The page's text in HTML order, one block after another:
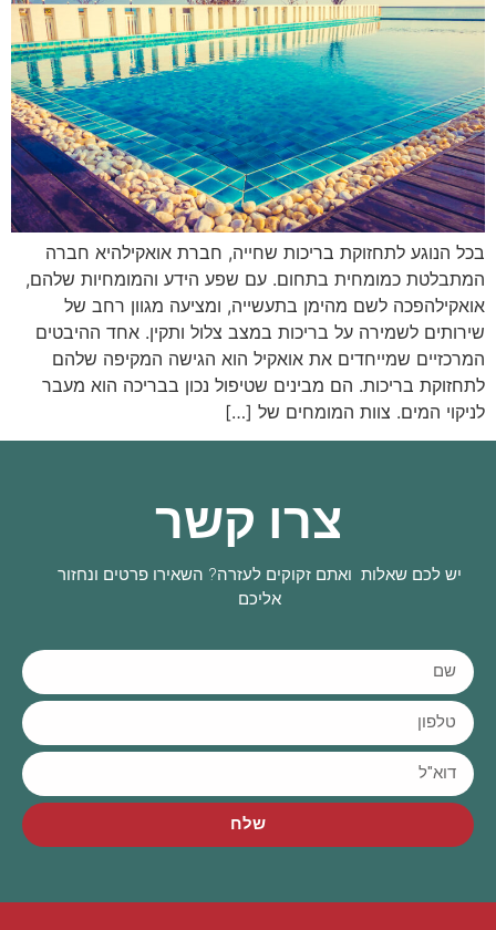
בכל הנוגע לתחזוקת בריכות שחייה, חברת אואקילהיא חברה
המתבלטת כמומחית בתחום. עם שפע הידע והמומחיות שלהם,
אואקילהפכה לשם מהימן בתעשייה, ומציעה מגוון רחב של
שירותים לשמירה על בריכות במצב צלול ותקין. אחד ההיבטים
המרכזיים שמייחדים את אואקיל הוא הגישה המקיפה שלהם
לתחזוקת בריכות. הם מבינים שטיפול נכון בבריכה הוא מעבר
לניקוי המים. צוות המומחים של […]
צרו קשר
יש לכם שאלות ואתם זקוקים לעזרה? השאירו פרטים ונחזור
אליכם
שלח